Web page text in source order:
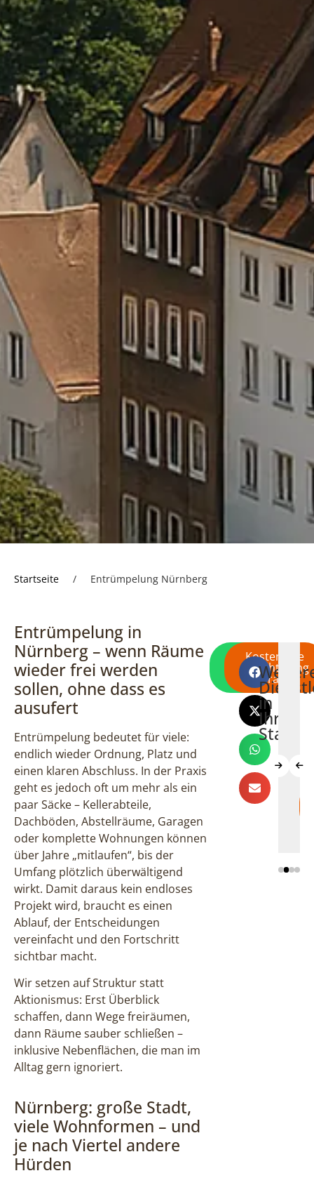
Startseite / Entrümpelung Nürnberg
Entrümpelung in
Nürnberg – wenn Räume
wieder frei werden
sollen, ohne dass es
ausufert
Entrümpelung bedeutet für viele:
endlich wieder Ordnung, Platz und
einen klaren Abschluss. In der Praxis
geht es jedoch oft um mehr als ein
paar Säcke – Kellerabteile,
Dachböden, Abstellräume, Garagen
oder komplette Wohnungen können
über Jahre „mitlaufen“, bis der
Umfang plötzlich überwältigend
wirkt. Damit daraus kein endloses
Projekt wird, braucht es einen
Ablauf, der Entscheidungen
vereinfacht und den Fortschritt
sichtbar macht.
Wir setzen auf Struktur statt
Aktionismus: Erst Überblick
schaffen, dann Wege freiräumen,
dann Räume sauber schließen –
inklusive Nebenflächen, die man im
Alltag gern ignoriert.
Nürnberg: große Stadt,
viele Wohnformen – und
je nach Viertel andere
Hürden
Direkt per
WhatsApp
schreiben
Kostenlose
Besichtigung
anfragen
in
Ihrer
Stadt
Wohnungsauflösung
NürnbergNürnberg
Mehr
Mehr